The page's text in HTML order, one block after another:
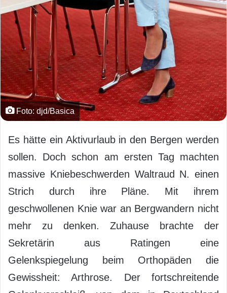
Foto: djd/Basica
Es hätte ein Aktivurlaub in den Bergen werden
sollen. Doch schon am ersten Tag machten
massive Kniebeschwerden Waltraud N. einen
Strich durch ihre Pläne. Mit ihrem
geschwollenen Knie war an Bergwandern nicht
mehr zu denken. Zuhause brachte der
Sekretärin aus Ratingen eine
Gelenkspiegelung beim Orthopäden die
Gewissheit: Arthrose. Der fortschreitende